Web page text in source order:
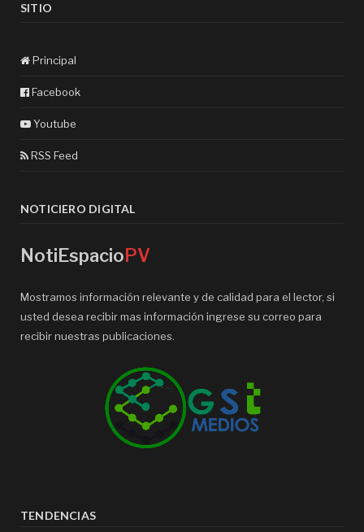
SITIO
Principal
Facebook
Youtube
RSS Feed
NOTICIERO DIGITAL
NotiEspacioPV
Mostramos información relevante y de calidad para el lector, si
usted desea recibir mas información ingrese su correo para
recibir nuestras publicaciones.
TENDENCIAS